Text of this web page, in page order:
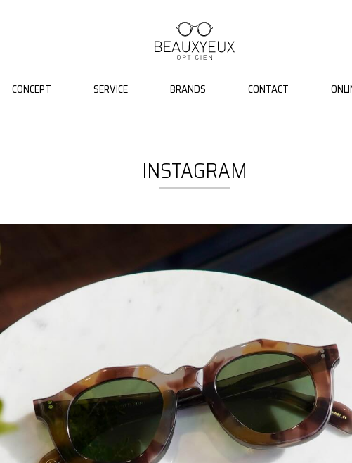
CONCEPT SERVICE BRANDS CONTACT
INSTAGRAM